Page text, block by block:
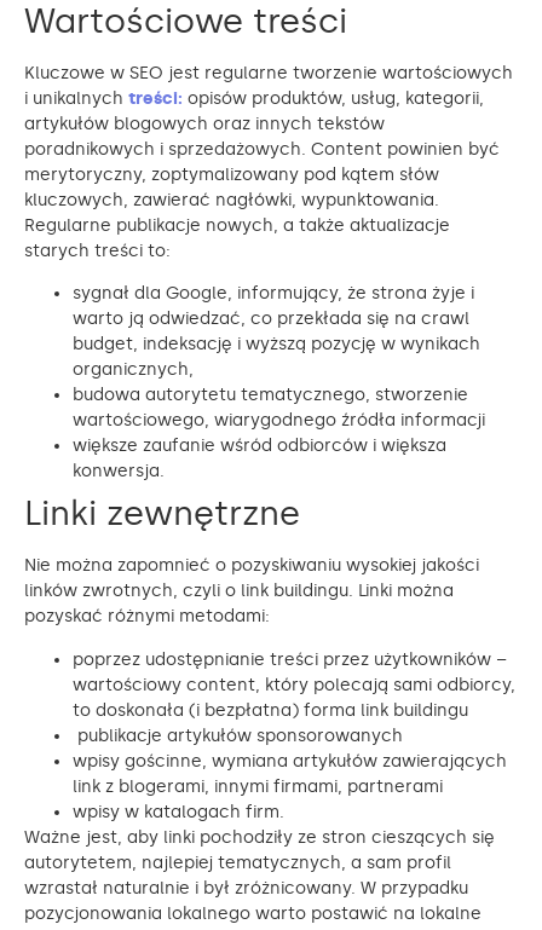
Wartościowe treści
Kluczowe w SEO jest regularne tworzenie wartościowych
i unikalnych treści: opisów produktów, usług, kategorii,
artykułów blogowych oraz innych tekstów
poradnikowych i sprzedażowych. Content powinien być
merytoryczny, zoptymalizowany pod kątem słów
kluczowych, zawierać nagłówki, wypunktowania.
Regularne publikacje nowych, a także aktualizacje
starych treści to:
sygnał dla Google, informujący, że strona żyje i
warto ją odwiedzać, co przekłada się na crawl
budget, indeksację i wyższą pozycję w wynikach
organicznych,
budowa autorytetu tematycznego, stworzenie
wartościowego, wiarygodnego źródła informacji
większe zaufanie wśród odbiorców i większa
konwersja.
Linki zewnętrzne
Nie można zapomnieć o pozyskiwaniu wysokiej jakości
linków zwrotnych, czyli o link buildingu. Linki można
pozyskać różnymi metodami:
poprzez udostępnianie treści przez użytkowników –
wartościowy content, który polecają sami odbiorcy,
to doskonała (i bezpłatna) forma link buildingu
publikacje artykułów sponsorowanych
wpisy gościnne, wymiana artykułów zawierających
link z blogerami, innymi firmami, partnerami
wpisy w katalogach firm.
Ważne jest, aby linki pochodziły ze stron cieszących się
autorytetem, najlepiej tematycznych, a sam profil
wzrastał naturalnie i był zróżnicowany. W przypadku
pozycjonowania lokalnego warto postawić na lokalne